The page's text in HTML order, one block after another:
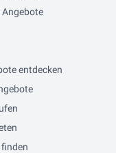
Angebote
entdecken